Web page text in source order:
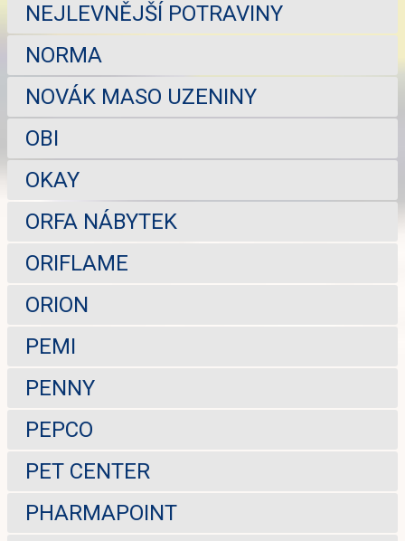
NEJLEVNĚJŠÍ POTRAVINY
NORMA
NOVÁK MASO UZENINY
OBI
OKAY
ORFA NÁBYTEK
ORIFLAME
ORION
PEMI
PENNY
PEPCO
PET CENTER
PHARMAPOINT